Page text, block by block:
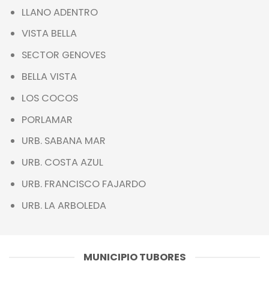
LLANO ADENTRO
VISTA BELLA
SECTOR GENOVES
BELLA VISTA
LOS COCOS
PORLAMAR
URB. SABANA MAR
URB. COSTA AZUL
URB. FRANCISCO FAJARDO
URB. LA ARBOLEDA
MUNICIPIO TUBORES